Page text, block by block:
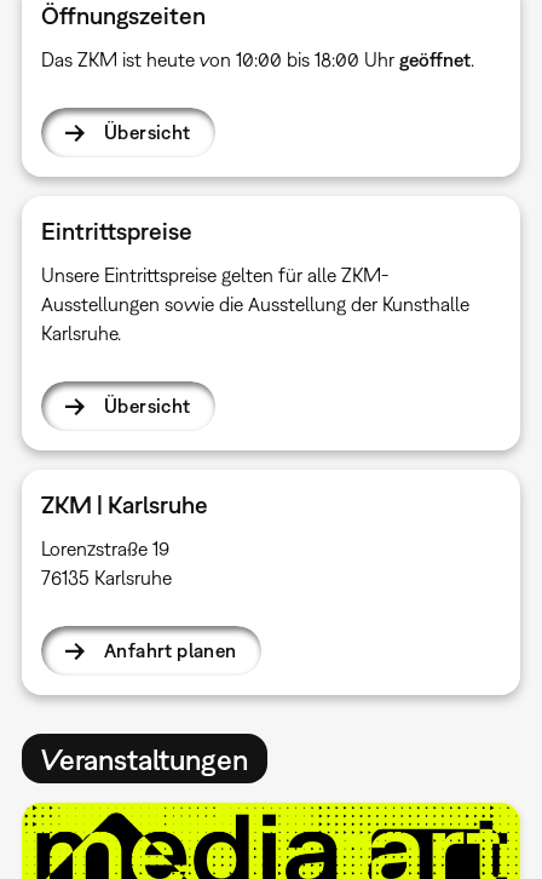
Öffnungszeiten
Das ZKM ist heute von 10:00 bis 18:00 Uhr geöffnet.
Übersicht
Eintrittspreise
Unsere Eintrittspreise gelten für alle ZKM-
Ausstellungen sowie die Ausstellung der Kunsthalle
Karlsruhe.
Übersicht
ZKM | Karlsruhe
Lorenzstraße 19
76135 Karlsruhe
Anfahrt planen
Veranstaltungen